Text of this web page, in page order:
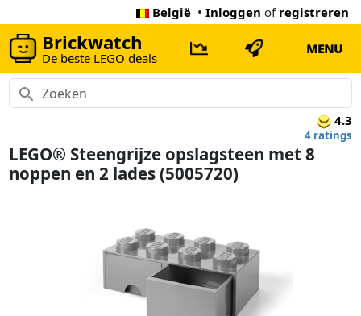
België • Inloggen of registreren
Brickwatch
De beste LEGO deals
MENU
4.3
4 ratings
LEGO® Steengrijze opslagsteen met 8
noppen en 2 lades (5005720)